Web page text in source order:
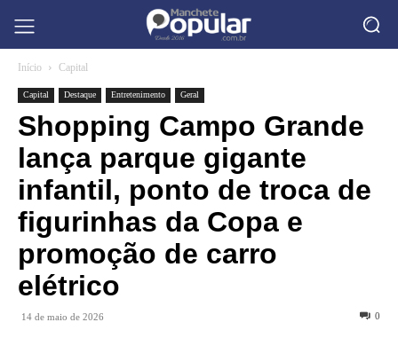
Início Capital
Capital Destaque Entretenimento Geral
Shopping Campo Grande
lança parque gigante
infantil, ponto de troca de
figurinhas da Copa e
promoção de carro
elétrico
14 de maio de 2026 0